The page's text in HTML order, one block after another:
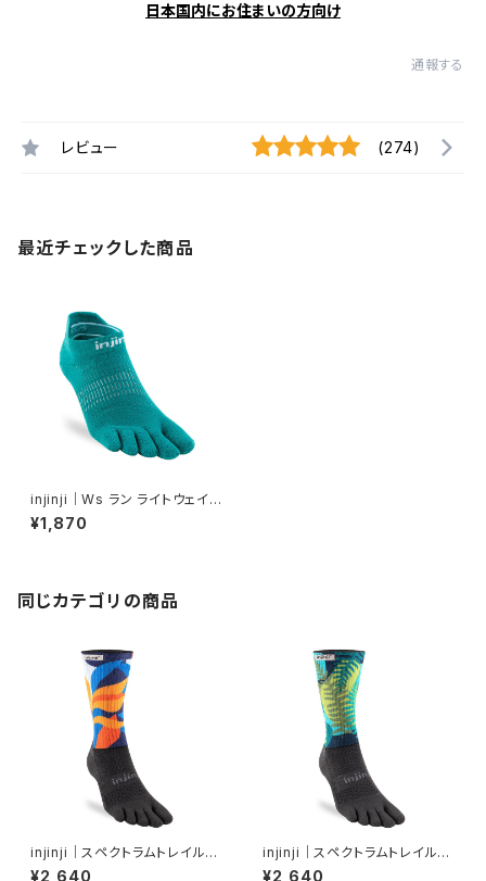
日本国内にお住まいの方向け
通報する
レビュー (274)
最近チェックした商品
injinji｜Ws ラン ライトウェイト
ノーショー（アトランティス）
¥1,870
同じカテゴリの商品
injinji｜スペクトラムトレイルミ
ッドウェイトクルー（ボタニック）
¥2,640
injinji｜スペクトラムトレイルミ
ッドウェイトクルー（ジャングル）
¥2,640